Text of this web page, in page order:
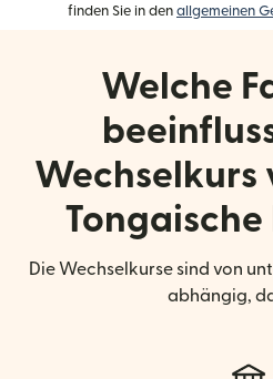
finden Sie in den allgemeinen
Welche
Wechselkurs
Tongaische
Die Wechselkurse sind von
abhängig,